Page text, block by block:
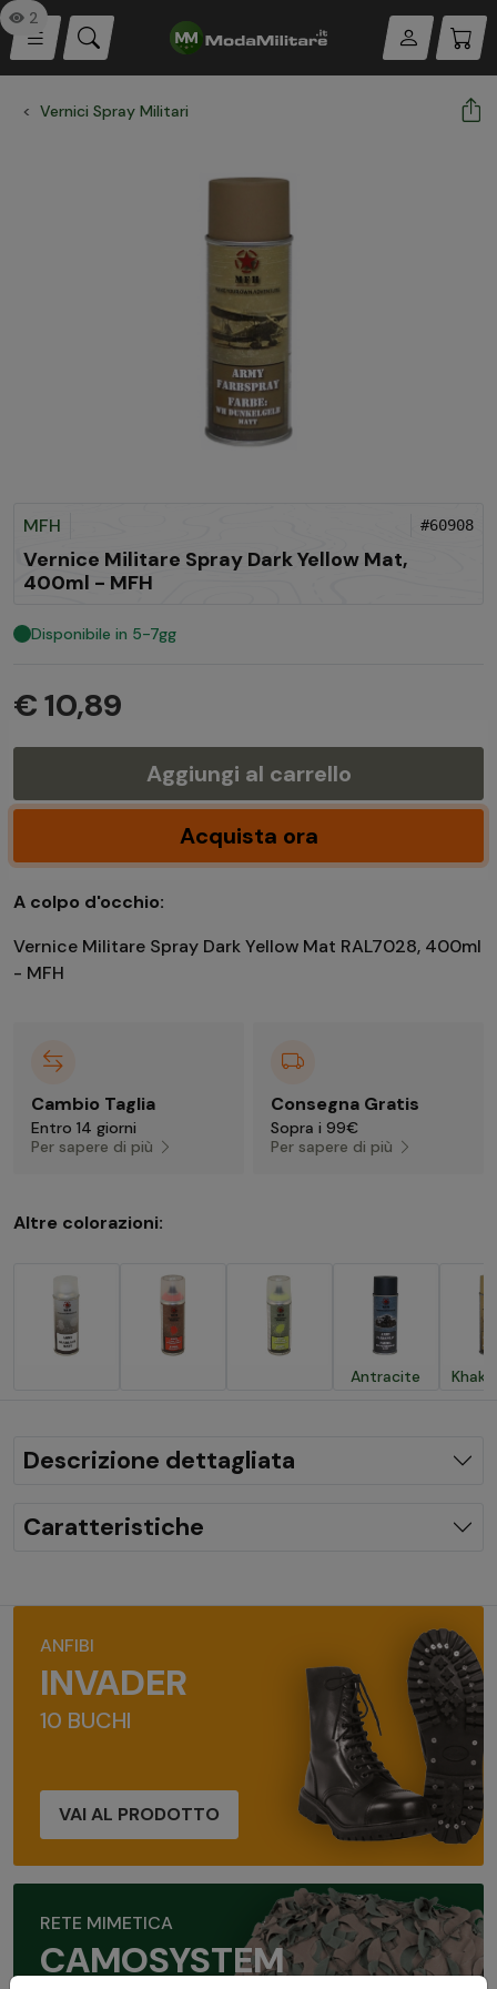
Vernici Spray Militari
2
MFH #60908
Vernice Militare Spray Dark Yellow Mat,
400ml - MFH
Disponibile in 5-7gg
€ 10,89
Aggiungi al carrello
Acquista ora
A colpo d'occhio:
Vernice Militare Spray Dark Yellow Mat RAL7028, 400ml
- MFH
Cambio Taglia
Entro 14 giorni
Per sapere di più
Consegna Gratis
Sopra i 99€
Per sapere di più
Altre colorazioni:
Antracite
Descrizione dettagliata
Caratteristiche
ANFIBI
INVADER
10 BUCHI
VAI AL PRODOTTO
RETE MIMETICA
CAMOSYSTEM